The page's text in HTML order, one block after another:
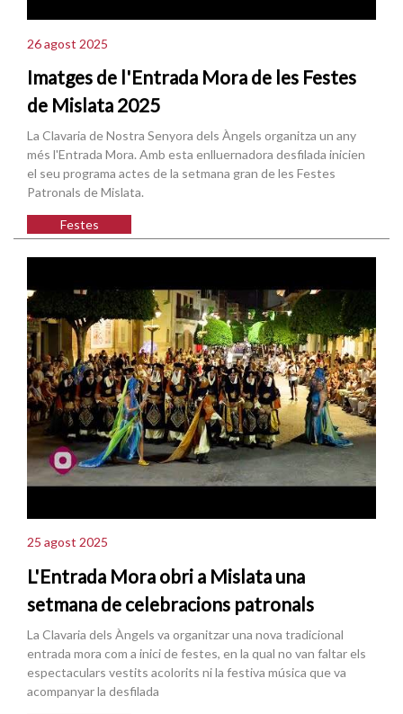
26 agost 2025
Imatges de l'Entrada Mora de les Festes
de Mislata 2025
La Clavaria de Nostra Senyora dels Àngels organitza un any
més l'Entrada Mora. Amb esta enlluernadora desfilada inicien
el seu programa actes de la setmana gran de les Festes
Patronals de Mislata.
Festes
25 agost 2025
L'Entrada Mora obri a Mislata una
setmana de celebracions patronals
La Clavaria dels Àngels va organitzar una nova tradicional
entrada mora com a inici de festes, en la qual no van faltar els
espectaculars vestits acolorits ni la festiva música que va
acompanyar la desfilada